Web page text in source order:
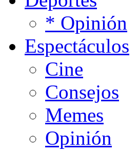
* Opinión
Espectáculos
Cine
Consejos
Memes
Opinión